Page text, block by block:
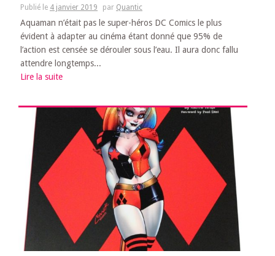
Publié le 4 janvier 2019 par Quantic
Aquaman n’était pas le super-héros DC Comics le plus
évident à adapter au cinéma étant donné que 95% de
l’action est censée se dérouler sous l’eau. Il aura donc fallu
attendre longtemps...
Lire la suite